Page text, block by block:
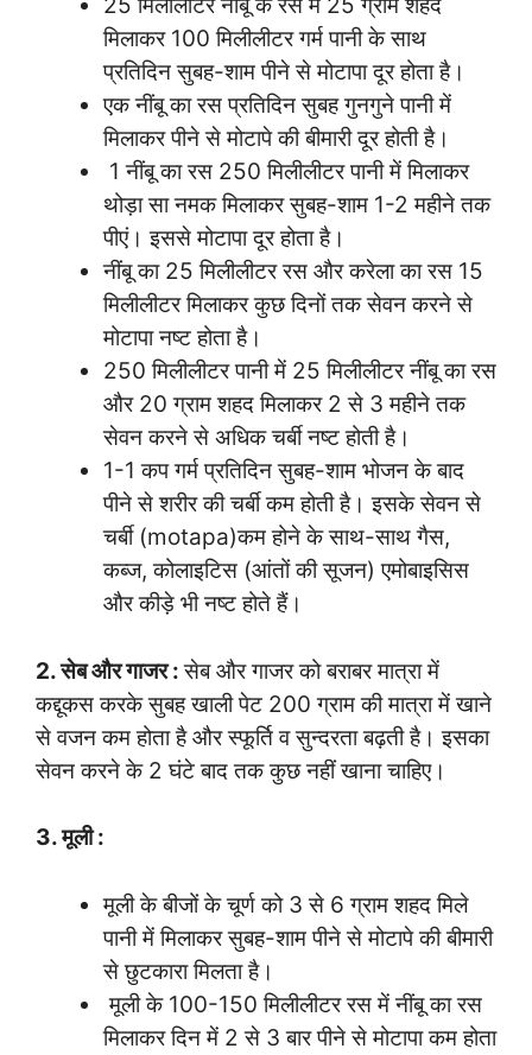
25 मिलीलीटर नींबू के रस में 25 ग्राम शहद
मिलाकर 100 मिलीलीटर गर्म पानी के साथ
प्रतिदिन सुबह-शाम पीने से मोटापा दूर होता है।
एक नींबू का रस प्रतिदिन सुबह गुनगुने पानी में
मिलाकर पीने से मोटापे की बीमारी दूर होती है।
1 नींबू का रस 250 मिलीलीटर पानी में मिलाकर
थोड़ा सा नमक मिलाकर सुबह-शाम 1-2 महीने तक
पीएं। इससे मोटापा दूर होता है।
नींबू का 25 मिलीलीटर रस और करेला का रस 15
मिलीलीटर मिलाकर कुछ दिनों तक सेवन करने से
मोटापा नष्ट होता है।
250 मिलीलीटर पानी में 25 मिलीलीटर नींबू का रस
और 20 ग्राम शहद मिलाकर 2 से 3 महीने तक
सेवन करने से अधिक चर्बी नष्ट होती है।
1-1 कप गर्म प्रतिदिन सुबह-शाम भोजन के बाद
पीने से शरीर की चर्बी कम होती है। इसके सेवन से
चर्बी (motapa)कम होने के साथ-साथ गैस,
कब्ज, कोलाइटिस (आंतों की सूजन) एमोबाइसिस
और कीड़े भी नष्ट होते हैं।
2. सेब और गाजर :सेब और गाजर को बराबर मात्रा में
कद्दूकस करके सुबह खाली पेट 200 ग्राम की मात्रा में खाने
से वजन कम होता है और स्फूर्ति व सुन्दरता बढ़ती है। इसका
सेवन करने के 2 घंटे बाद तक कुछ नहीं खाना चाहिए।
3. मूली :
मूली के बीजों के चूर्ण को 3 से 6 ग्राम शहद मिले
पानी में मिलाकर सुबह-शाम पीने से मोटापे की बीमारी
से छुटकारा मिलता है।
मूली के 100-150 मिलीलीटर रस में नींबू का रस
मिलाकर दिन में 2 से 3 बार पीने से मोटापा कम होता